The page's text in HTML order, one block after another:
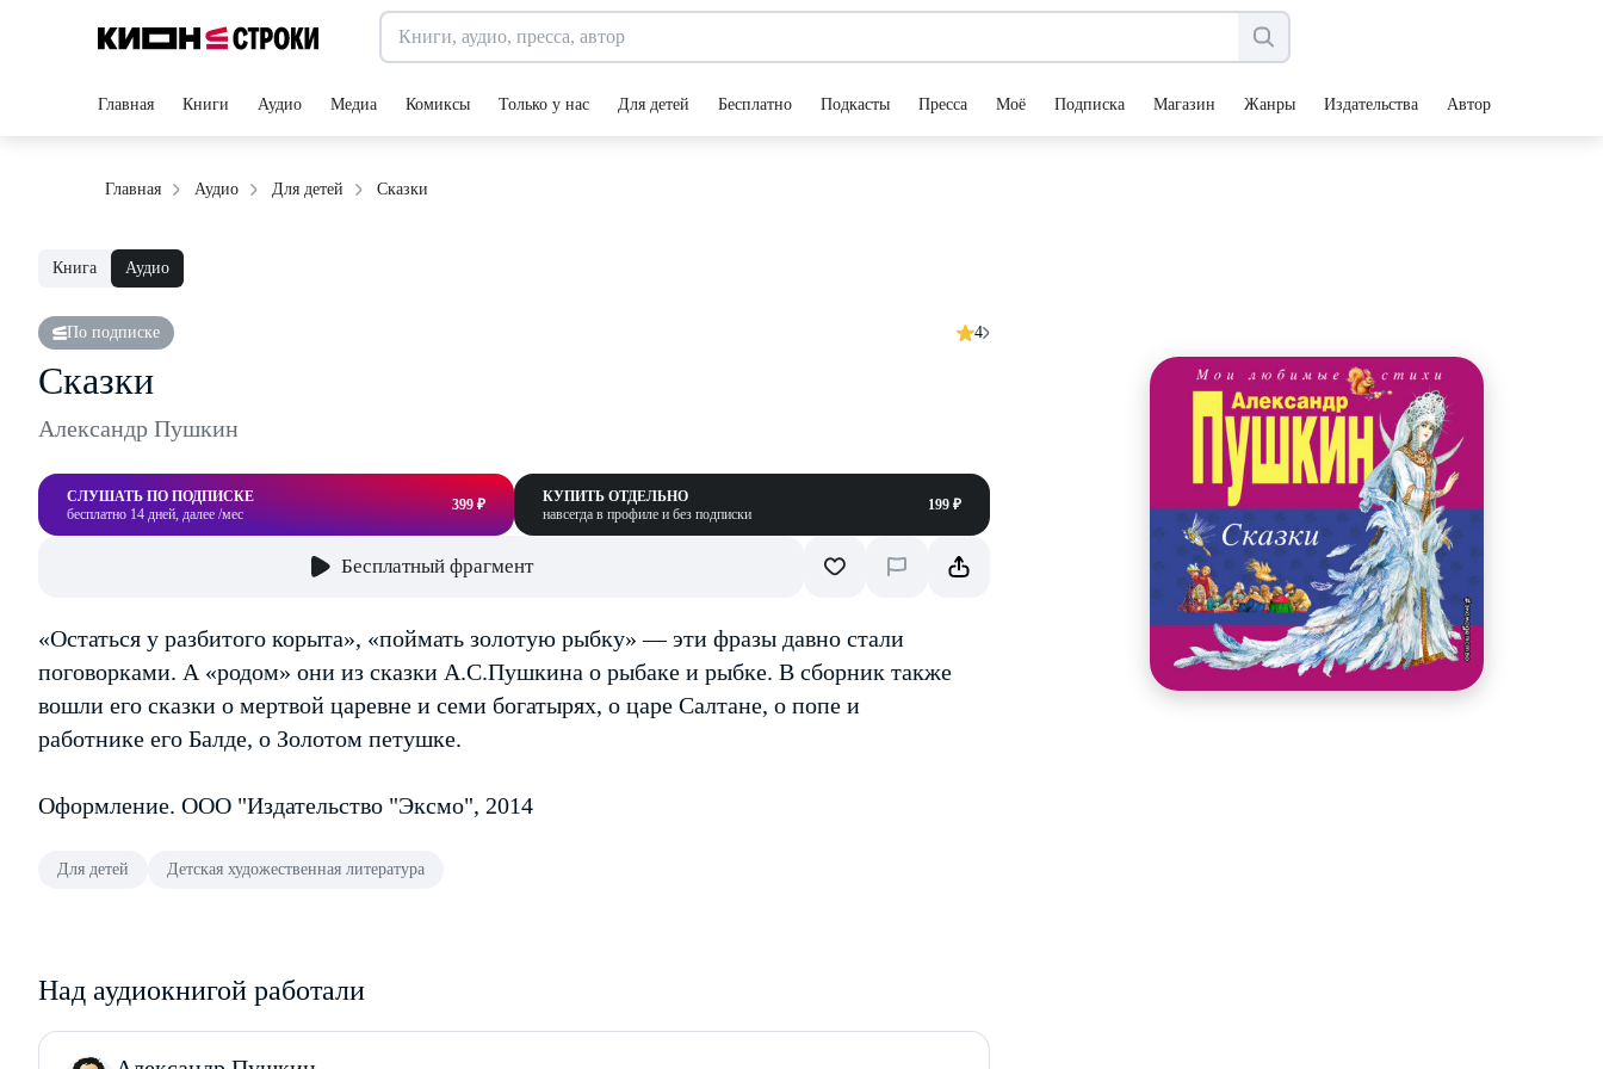
Главная Книги Аудио Медиа Комиксы Только у нас Для детей Бесплатно Подкасты Пресса Моё Подписка Магазин Жанры Издательства Авторы
Главная Аудио Для детей Сказки
Книга Аудио
По подписке 4
Сказки
Александр Пушкин
СЛУШАТЬ ПО ПОДПИСКЕ
бесплатно 14 дней, далее /мес
399 ₽
КУПИТЬ ОТДЕЛЬНО
навсегда в профиле и без подписки
199 ₽
Бесплатный фрагмент
«Остаться у разбитого корыта», «поймать золотую рыбку» — эти фразы давно стали
поговорками. А «родом» они из сказки А.С.Пушкина о рыбаке и рыбке. В сборник также
вошли его сказки о мертвой царевне и семи богатырях, о царе Салтане, о попе и
работнике его Балде, о Золотом петушке.
Оформление. ООО "Издательство "Эксмо", 2014
Для детей Детская художественная литература
Над аудиокнигой работали